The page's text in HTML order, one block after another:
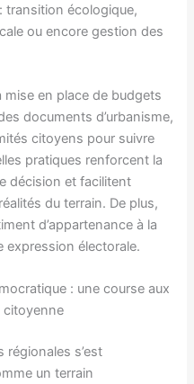
transition écologique,
ou encore gestion des
en place de budgets
documents d’urbanisme,
citoyens pour suivre
pratiques renforcent la
décision et facilitent
du terrain. De plus,
d’appartenance à la
expression électorale.
: une course aux
citoyenne
régionales s’est
un terrain